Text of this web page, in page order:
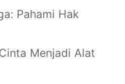
Pahami Hak
Menjadi Alat